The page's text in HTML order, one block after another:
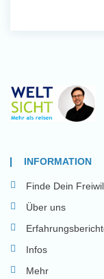
INFORMATION
Finde Dein
Über uns
Infos
Mehr